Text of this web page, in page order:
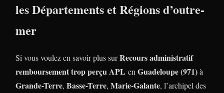
les Départements et Régions d’outre-
mer
Si vous voulez en savoir plus surRecours administratif
remboursement trop perçu APL en Guadeloupe (971)à
Grande-Terre, Basse-Terre, Marie-Galante, l’archipel des